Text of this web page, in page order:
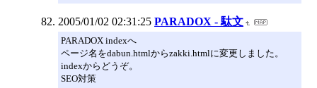
2005/01/02 02:31:25 PARADOX - 駄文
PARADOX indexへ
ページ名をdabun.htmlからzakki.htmlに変更しました。
indexからどうぞ。
SEO対策